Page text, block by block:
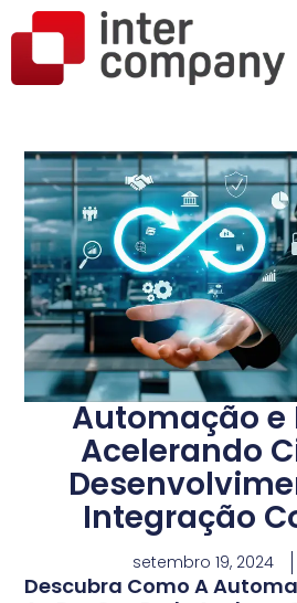
Automação e
Acelerando
Integração
setembro 19, 2024
Descubra Como A